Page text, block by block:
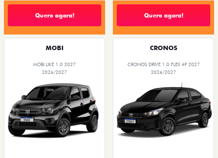
Quero agora! Quero agora!
MOBI
MOBI LIKE 1.0 2027
2026/2027
CRONOS
CRONOS DRIVE 1.0 FLEX 4P 2027
2026/2027